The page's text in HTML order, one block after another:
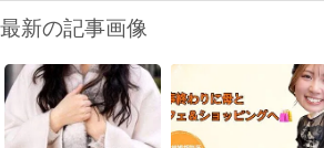
最新の記事画像